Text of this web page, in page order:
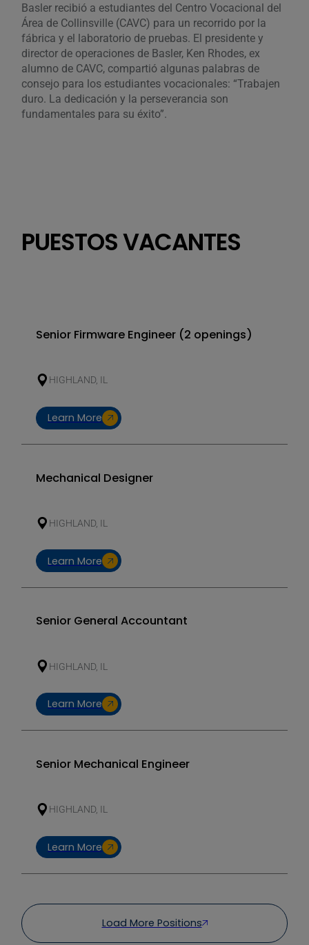
Basler recibió a estudiantes del Centro Vocacional del
Área de Collinsville (CAVC) para un recorrido por la
fábrica y el laboratorio de pruebas. El presidente y
director de operaciones de Basler, Ken Rhodes, ex
alumno de CAVC, compartió algunas palabras de
consejo para los estudiantes vocacionales: “Trabajen
duro. La dedicación y la perseverancia son
fundamentales para su éxito”.
PUESTOS VACANTES
Senior Firmware Engineer (2 openings)
HIGHLAND, IL
Learn More
Mechanical Designer
HIGHLAND, IL
Learn More
Senior General Accountant
HIGHLAND, IL
Learn More
Senior Mechanical Engineer
HIGHLAND, IL
Learn More
Load More Positions